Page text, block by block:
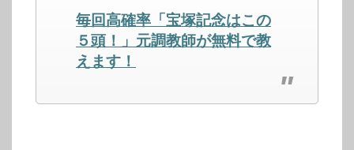
ま
し
て
く
だ
さ
い
ウ
い
ウ
ィ
ン
ド
ウ
ま
毎回高確率「宝塚記念はこの
５頭！」元調教師が無料で教
えます！